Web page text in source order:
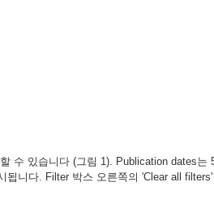
수 있습니다 (그림 1). Publication dates는
니다. Filter 박스 오른쪽의 'Clear all